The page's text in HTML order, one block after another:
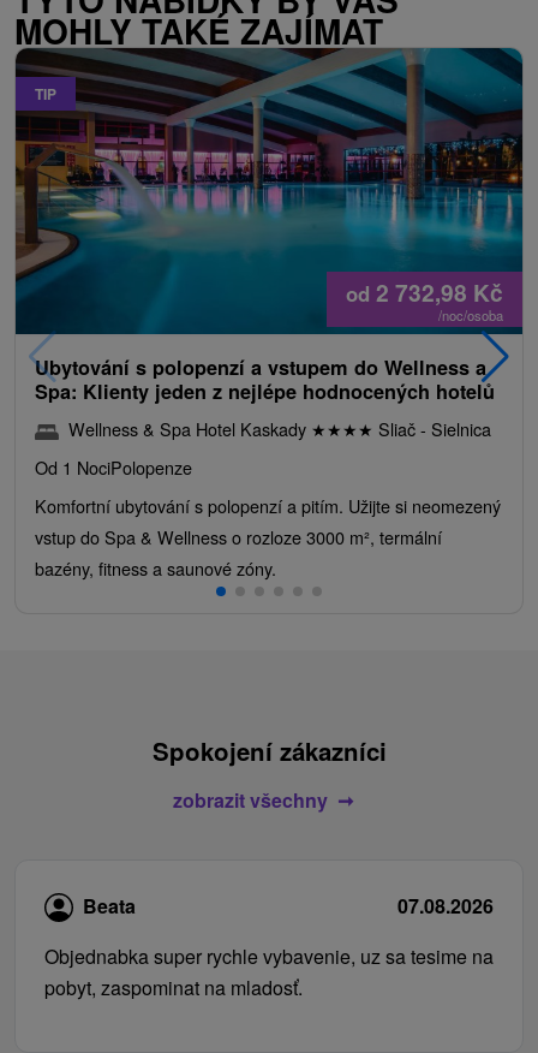
MOHLY TAKÉ ZAJÍMAT
TIP
od 2 732,98 Kč
/noc/osoba
Ubytování s polopenzí a vstupem do Wellness a
Spa: Klienty jeden z nejlépe hodnocených hotelů
Wellness & Spa Hotel Kaskady ★★★★ Sliač - Sielnica
Od 1 NociPolopenze
Komfortní ubytování s polopenzí a pitím. Užijte si neomezený
vstup do Spa & Wellness o rozloze 3000 m², termální
bazény, fitness a saunové zóny.
Spokojení zákazníci
zobrazit všechny
Beata
07.08.2026
Objednabka super rychle vybavenie, uz sa tesime na
pobyt, zaspominat na mladosť.